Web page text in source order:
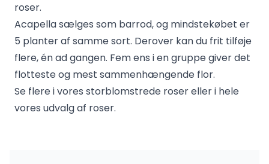
roser.
Acapella sælges som barrod, og mindstekøbet er
5 planter af samme sort. Derover kan du frit tilføje
flere, én ad gangen. Fem ens i en gruppe giver det
flotteste og mest sammenhængende flor.
Se flere i vores storblomstrede rosereller i hele
vores udvalg af roser.